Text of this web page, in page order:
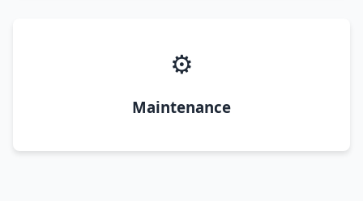
⚙️
Maintenance